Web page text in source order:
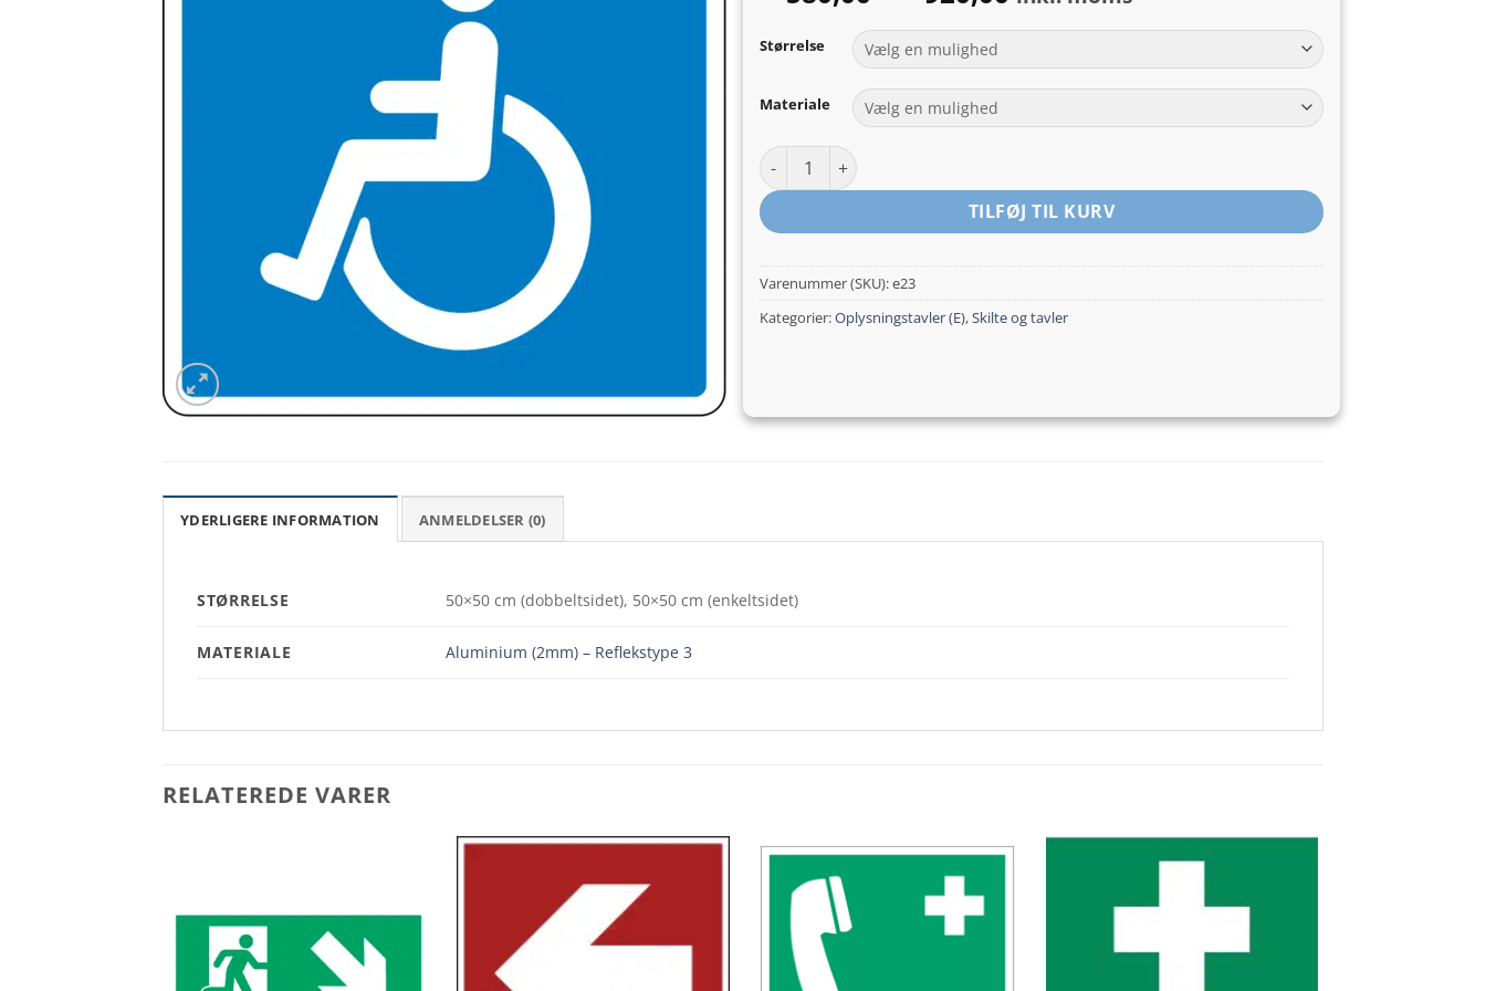
kr.920,00
Størrelse
Materiale
Handicapskilt til vejledning og reservation for invalide - E23 antal
TILFØJ TIL KURV
Varenummer (SKU):e23
Kategorier:Oplysningstavler (E),Skilte og tavler
YDERLIGERE INFORMATION ANMELDELSER (0)
STØRRELSE 50×50 cm (dobbeltsidet), 50×50 cm (enkeltsidet)
MATERIALE Aluminium (2mm) – Reflekstype 3
RELATEREDE VARER